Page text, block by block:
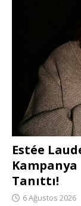
Estée
Tanıttı!
6 Ağustos 2026